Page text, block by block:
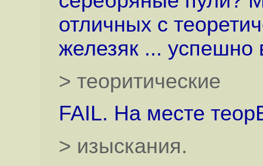
отличных с
железяк ...
> теоритические
FAIL. На месте
> изыскания.